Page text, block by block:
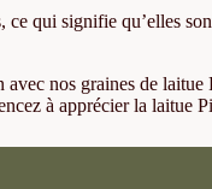
qui signifie qu’elles
nos graines de
à apprécier la laitue